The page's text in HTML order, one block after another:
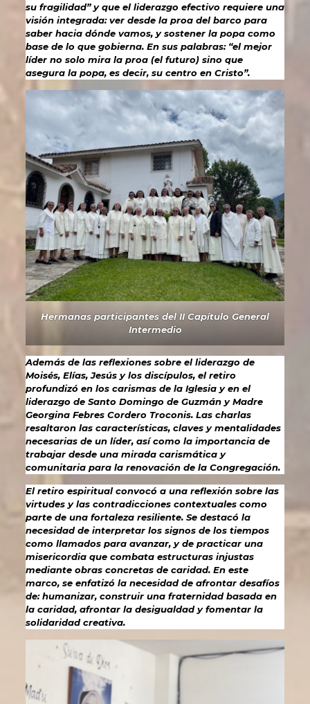
su fragilidad” y que el liderazgo efectivo requiere una
visión integrada: ver desde la proa del barco para
saber hacia dónde vamos, y sostener la popa como
base de lo que gobierna. En sus palabras: “el mejor
líder no solo mira la proa (el futuro) sino que
asegura la popa, es decir, su centro en Cristo”.
Hermanas participantes del II Capítulo General
Intermedio
Además de las reflexiones sobre el liderazgo de
Moisés, Elías, Jesús y los discípulos, el retiro
profundizó en los carismas de la Iglesia y en el
liderazgo de Santo Domingo de Guzmán y Madre
Georgina Febres Cordero Troconis. Las charlas
resaltaron las características, claves y mentalidades
necesarias de un líder, así como la importancia de
trabajar desde una mirada carismática y
comunitaria para la renovación de la Congregación.
El retiro espiritual convocó a una reflexión sobre las
virtudes y las contradicciones contextuales como
parte de una fortaleza resiliente. Se destacó la
necesidad de interpretar los signos de los tiempos
como llamados para avanzar, y de practicar una
misericordia que combata estructuras injustas
mediante obras concretas de caridad. En este
marco, se enfatizó la necesidad de afrontar desafíos
de: humanizar, construir una fraternidad basada en
la caridad, afrontar la desigualdad y fomentar la
solidaridad creativa.